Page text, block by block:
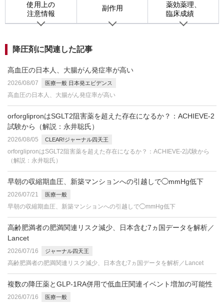
使用上の
注意情報
副作用
薬効薬理、
臨床成績
降圧剤に関連した記事
高血圧の日本人、大腸がん発症率が高い
2026/08/07 医療一般 日本発エビデンス
高血圧の日本人、大腸がん発症率が高い
orforglipronはSGLT2阻害薬を超えた存在になるか？：ACHIEVE-2
試験から（解説：永井聡氏）
2026/08/05 CLEAR!ジャーナル四天王
orforglipronはSGLT2阻害薬を超えた存在になるか？：ACHIEVE-2試験から
（解説：永井聡氏）
早朝の収縮期血圧、新築マンションへの引越しで◯mmHg低下
2026/07/21 医療一般
早朝の収縮期血圧、新築マンションへの引越しで◯mmHg低下
高齢肥満者の肥満関連リスク減少、日本含む7ヵ国データを解析／
Lancet
2026/07/16 ジャーナル四天王
高齢肥満者の肥満関連リスク減少、日本含む7ヵ国データを解析／Lancet
複数の降圧薬とGLP-1RA併用で低血圧関連イベント増加の可能性
2026/07/16 医療一般